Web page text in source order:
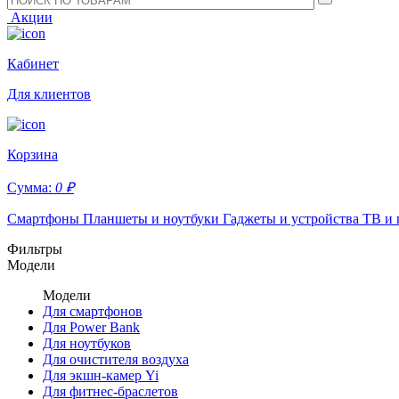
Акции
Кабинет
Для клиентов
Корзина
Сумма: 0 ₽
Смартфоны Планшеты и ноутбуки Гаджеты и устройства ТВ и
Фильтры
Модели
Модели
Для смартфонов
Для Power Bank
Для ноутбуков
Для очистителя воздуха
Для экшн-камер Yi
Для фитнес-браслетов